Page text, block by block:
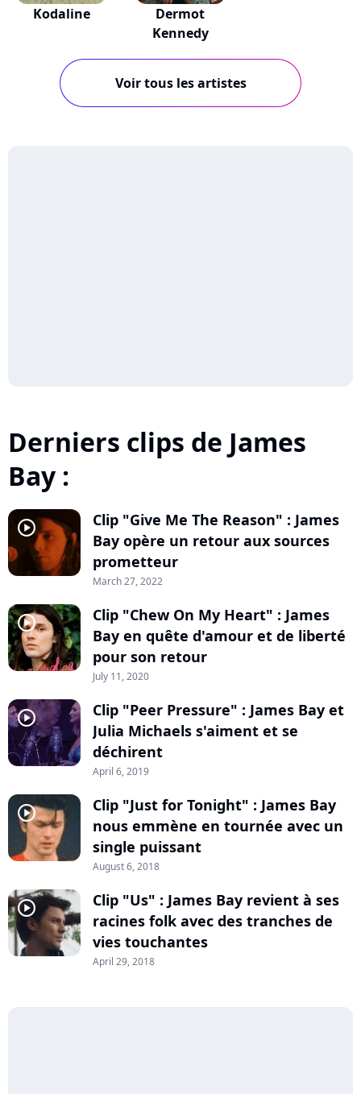
Kodaline
Dermot
Kennedy
Voir tous les artistes
Derniers clips de James
Bay :
player2
Clip "Give Me The Reason" : James
Bay opère un retour aux sources
prometteur
March 27, 2022
player2
Clip "Chew On My Heart" : James
Bay en quête d'amour et de liberté
pour son retour
July 11, 2020
player2
Clip "Peer Pressure" : James Bay et
Julia Michaels s'aiment et se
déchirent
April 6, 2019
player2
Clip "Just for Tonight" : James Bay
nous emmène en tournée avec un
single puissant
August 6, 2018
player2
Clip "Us" : James Bay revient à ses
racines folk avec des tranches de
vies touchantes
April 29, 2018